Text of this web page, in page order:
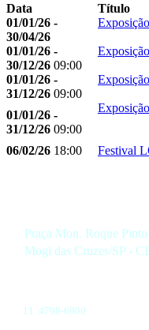
Data
Título
01/01/26 -
30/04/26
01/01/26 -
30/12/26 09:00
01/01/26 -
31/12/26 09:00
01/01/26 -
31/12/26 09:00
06/02/26 18:00 Festival
Praça Mon. Roque
Mogi das Cruzes/SP -
11 4798-6900